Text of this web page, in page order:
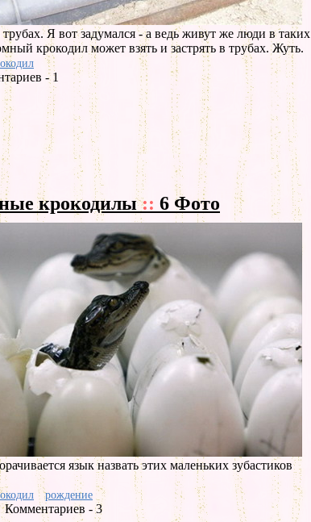
трубах. Я вот задумался - а ведь живут же люди в таких
крокодил может взять и застрять в трубах. Жуть.
- 1
крокодилы:: 6 Фото
язык назвать этих маленьких зубастиков
рождение
Комментариев - 3